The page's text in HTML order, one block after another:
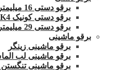
برقو دستی 16 میلیمتر
برقو دستی کونیک MK4
برقو دستی 29 میلیمتر
برقو ماشینی
برقو ماشینی زینگر
برقو ماشینی لب الماس 12